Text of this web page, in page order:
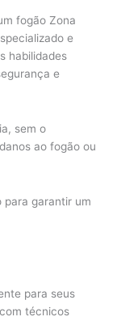
fogão Zona
e
habilidades
e
sem o
ao fogão ou
para garantir um
para seus
técnicos